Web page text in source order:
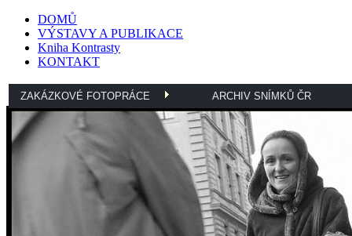
DOMŮ
VÝSTAVY A PUBLIKACE
Kniha Kontrasty
KONTAKT
ZAKÁZKOVÉ FOTOPRÁCE ARCHIV SNÍMKŮ ČR